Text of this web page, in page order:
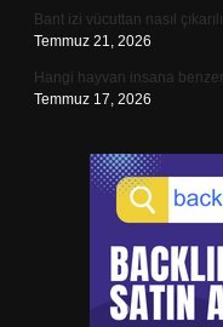
Bant izi vücuttan nasıl
Temmuz 21, 2026
Hangi hayvan insana
Temmuz 17, 2026